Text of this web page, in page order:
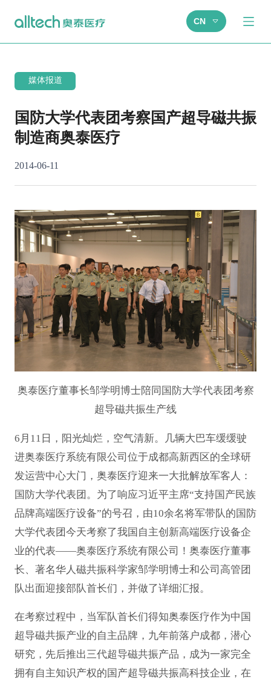
CN
媒体报道
国防大学代表团考察国产超导磁共振
制造商奥泰医疗
2014-06-11
奥泰医疗董事长邹学明博士陪同国防大学代表团考察
超导磁共振生产线
6月11日，阳光灿烂，空气清新。几辆大巴车缓缓驶
进奥泰医疗系统有限公司位于成都高新西区的全球研
发运营中心大门，奥泰医疗迎来一大批解放军客人：
国防大学代表团。为了响应习近平主席“支持国产民族
品牌高端医疗设备”的号召，由10余名将军带队的国防
大学代表团今天考察了我国自主创新高端医疗设备企
业的代表——奥泰医疗系统有限公司！奥泰医疗董事
长、著名华人磁共振科学家邹学明博士和公司高管团
队出面迎接部队首长们，并做了详细汇报。
在考察过程中，当军队首长们得知奥泰医疗作为中国
超导磁共振产业的自主品牌，九年前落户成都，潜心
研究，先后推出三代超导磁共振产品，成为一家完全
拥有自主知识产权的国产超导磁共振高科技企业，在